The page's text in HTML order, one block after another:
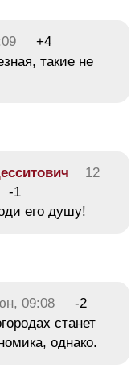
+4
такие не
12
-1
его душу!
09:08
-2
станет
однако.